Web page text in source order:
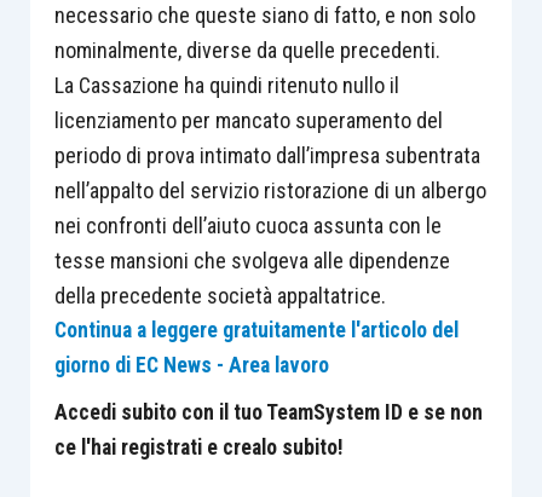
necessario che queste siano di fatto, e non solo
nominalmente, diverse da quelle precedenti.
La Cassazione ha quindi ritenuto nullo il
licenziamento per mancato superamento del
periodo di prova intimato dall’impresa subentrata
nell’appalto del servizio ristorazione di un albergo
nei confronti dell’aiuto cuoca assunta con le
tesse mansioni che svolgeva alle dipendenze
della precedente società appaltatrice.
Continua a leggere gratuitamente l'articolo del
giorno di EC News - Area lavoro
Accedi subito con il tuo TeamSystem ID e se non
ce l'hai registrati e crealo subito!